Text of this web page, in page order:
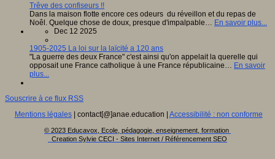
Trêve des confiseurs !!
Dans la maison flotte encore ces odeurs du réveillon et du repas de
Noêl. Quelque chose de doux, presque d'impalpable… En savoir plus...
Dec 12 2025
1905-2025 La loi sur la laïcité a 120 ans
"La guerre des deux France" c'est ainsi qu'on appelait la querelle qui
opposait une France catholique à une France républicaine… En savoir
plus...
Souscrire à ce flux RSS
Mentions légales| contact[@]anae.education | Accessibilité : non conforme
© 2023 Educavox, Ecole, pédagogie, enseignement, formation
Creation Sylvie CECI - Sites Internet / Référencement SEO